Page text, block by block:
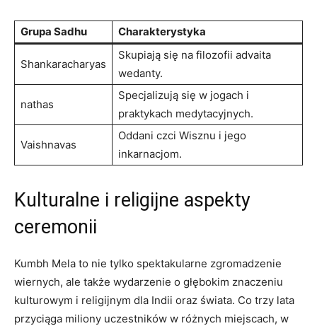
Grupa Sadhu Charakterystyka
Shankaracharyas
Skupiają się na filozofii advaita
wedanty.
nathas
Specjalizują się w jogach i
praktykach medytacyjnych.
Vaishnavas
Oddani czci Wisznu i jego
inkarnacjom.
Kulturalne i religijne aspekty
ceremonii
Kumbh Mela to nie tylko spektakularne zgromadzenie
wiernych, ale także wydarzenie o głębokim znaczeniu
kulturowym i religijnym dla Indii oraz świata. Co trzy lata
przyciąga miliony uczestników w różnych miejscach, w